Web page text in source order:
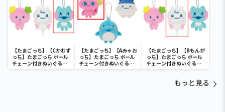
【たまごっち】【Cかわず
っち】たまごっち ボール
チェーン付きぬいぐるみ
～Tamagotchi
【たまごっち】【Aみゃお
っち】たまごっち ボール
チェーン付きぬいぐるみ
～Tamagotchi
【たまごっち】【Bもんが
っち】たまごっち ボール
チェーン付きぬいぐるみ
～Tamagotchi
もっと見る